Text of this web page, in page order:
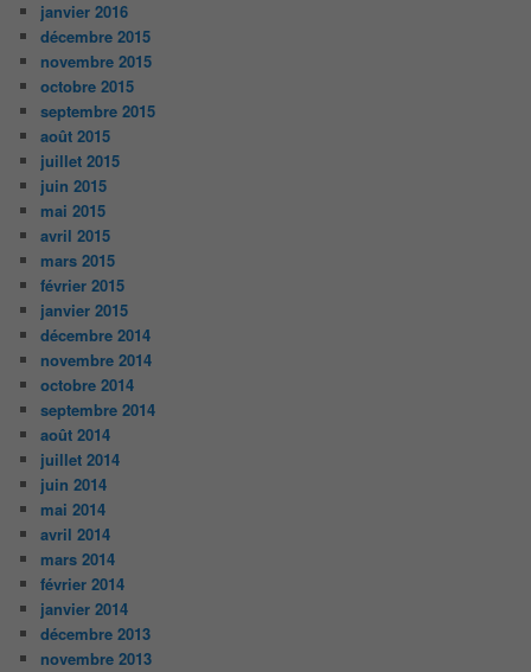
janvier 2016
décembre 2015
novembre 2015
octobre 2015
septembre 2015
août 2015
juillet 2015
juin 2015
mai 2015
avril 2015
mars 2015
février 2015
janvier 2015
décembre 2014
novembre 2014
octobre 2014
septembre 2014
août 2014
juillet 2014
juin 2014
mai 2014
avril 2014
mars 2014
février 2014
janvier 2014
décembre 2013
novembre 2013